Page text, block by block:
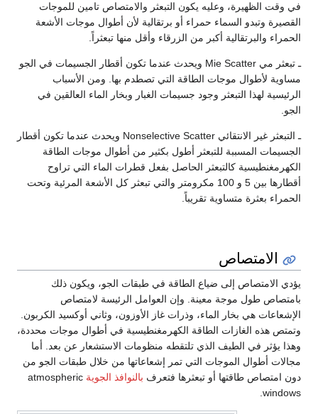
في وقت الظهيرة، وعليه يكون التبعثر والامتصاص تامين للموجات
القصيرة وتبدو السماء حمراء أو برتقالية لأن أطوال موجات الأشعة
الحمراء والبرتقالية أكبر من الزرقاء وأقل منها تبعثراً.
ـ تبعثر مي Mie Scatter ويحدث عندما تكون أقطار الجسيمات في الجو
مساوية لأطوال موجات الطاقة التي تصطدم بها. ومن الأسباب
الرئيسية لهذا التبعثر وجود جسيمات الغبار وبخار الماء العالقين في
الجو.
ـ التبعثر غير الانتقائي Nonselective Scatter ويحدث عندما تكون أقطار
الجسيمات المسببة للتبعثر أطول بكثير من أطوال موجات الطاقة
الكهرمغنطيسية كالتبعثر الحاصل بفعل قطرات الماء التي تراوح
أقطارها بين 5 و 100 مكرومتر والتي تبعثر كل الأشعة المرئية وتحت
الحمراء بعثرة متساوية تقريباً.
الامتصاص
يؤدي الامتصاص إلى ضياع الطاقة في طبقات الجو، ويكون ذلك
بامتصاص طول موجة معينة. وإن العوامل الرئيسة لامتصاص
الإشعاعات هي بخار الماء، وذرات غاز الأوزون، وثاني أوكسيد الكربون.
وتمتص هذه الغازات الطاقة الكهرمغنطيسية في أطوال موجات محددة،
وهذا يؤثر في الطيف الذي تلتقطه منظومات الاستشعار عن بعد. أما
مجالات أطوال الموجات التي تمر إشعاعاتها من خلال طبقات الجو من
دون امتصاص طاقتها أو تبعثرها فتعرف بالنوافذ الجوية atmospheric
windows.